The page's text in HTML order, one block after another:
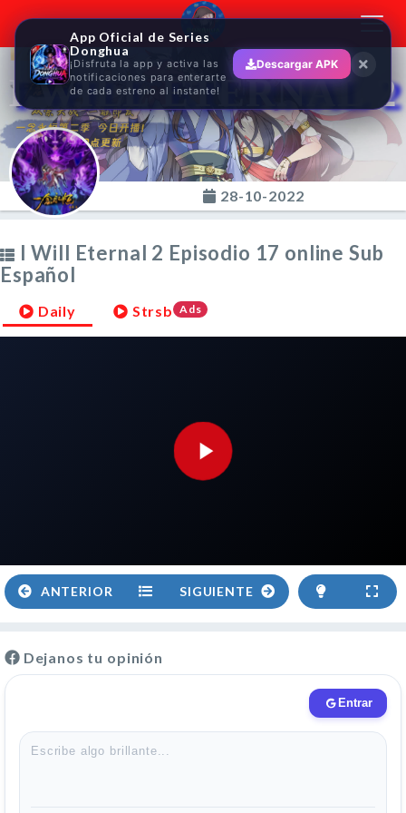
I WILL ETERNAL 2
28-10-2022
I Will Eternal 2 Episodio 17 online Sub
Español
Daily Strsb Ads
ANTERIOR SIGUIENTE
Dejanos tu opinión
App Oficial de Series
Donghua
¡Disfruta la app y activa las
notificaciones para enterarte
de cada estreno al instante!
Descargar APK